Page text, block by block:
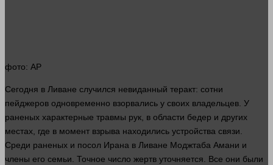
фото: AP
Сегодня в Ливане случился невиданный теракт: сотни
пейджеров одновременно взорвались у своих владельцев. У
раненых характерные травмы рук, в области бедер и других
местах, где в момент взрыва находились устройства связи.
Среди раненых и посол Ирана в Ливане Моджтаба Амани и
члены его семьи. Точное число жертв уточняется. Все они были